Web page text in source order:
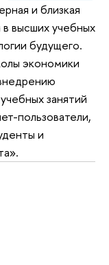
и близкая
в высших учебных
будущего.
экономики
занятий
пользователи,
и